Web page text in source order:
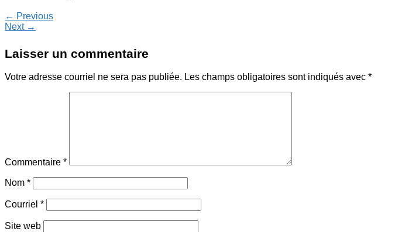
← Previous
Next →
Laisser un commentaire
Votre adresse courriel ne sera pas publiée. Les champs obligatoires sont indiqués avec *
Commentaire *
Nom *
Courriel *
Site web